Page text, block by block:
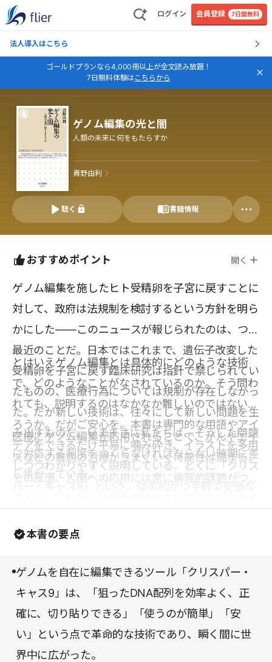
ログイン 会員登録 7日間無料
法人導入はこちら
ゴールドプランなら4,000冊以上が全文読み放題！
7日無料体験はこちらから
ゲノム編集の光と闇
人類の未来に何をもたらすか
青野由利
聴く 書籍情報
おすすめポイント 開く
ゲノム編集を施したヒト受精卵を子宮に戻すことに
対して、政府は法規制を検討するという方針を明ら
かにした――このニュースが報じられたのは、つい
最近のことだ。日本ではこれまで、遺伝子改変した
受精卵を子宮に戻す臨床研究は指針で禁じられてい
たものの、医療行為については規制が存在しなかっ
た。だが新しい技術は、往々にして新しい問題を生
み出すものだ。いままさに私たちは、そうした問題
に対応する制度をつくらなければならない時期に差
し掛かっている。
とはいえゲノム編集とは具体的にどのような技術
で、どのようなことがなされているのか。そう問わ
れても、説明するのはなかなか難しいのではないだ
ろうか。だがご安心を。本書は専門的な用語やアイ
デアをできるだけ平易に噛み砕き、イラストを多用
しつつわかりやすく説明している。とくに「クリス
新技術の解説に力が入れられているのがポイント
だ。本書を読めば、この新技術によって研究、医
解できるだろう。
医療にゲノム編集が応用されることで、がんやエイ
ズなどの難病の治療がうまくいく可能性は高まる。
その反面、人間への応用には常に倫理的課題がつき
本書の要点
ゲノムを自在に編集できるツール「クリスパー・
キャス9」は、「狙ったDNA配列を効率よく、正
確に、切り貼りできる」「使うのが簡単」「安
い」という点で革命的な技術であり、瞬く間に世
界中に広がった。